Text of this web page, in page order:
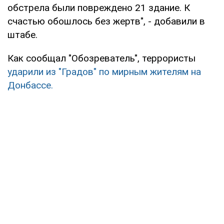
обстрела были повреждено 21 здание. К
счастью обошлось без жертв", - добавили в
штабе.
Как сообщал "Обозреватель", террористы
ударили из "Градов" по мирным жителям на
Донбассе.